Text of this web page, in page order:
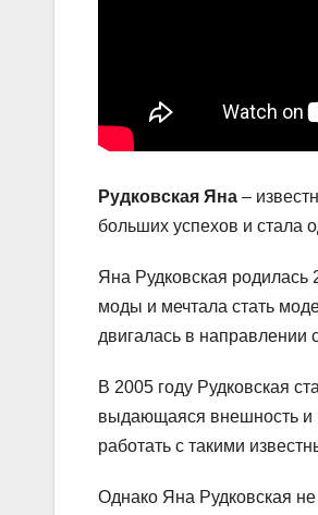
Рудковская Яна –
больших успехов и стала
Яна Рудковская родилась
моды и мечтала стать
двигалась в направлении
В 2005 году Рудковская
выдающаяся внешность и
работать с такими
Однако Яна Рудковская